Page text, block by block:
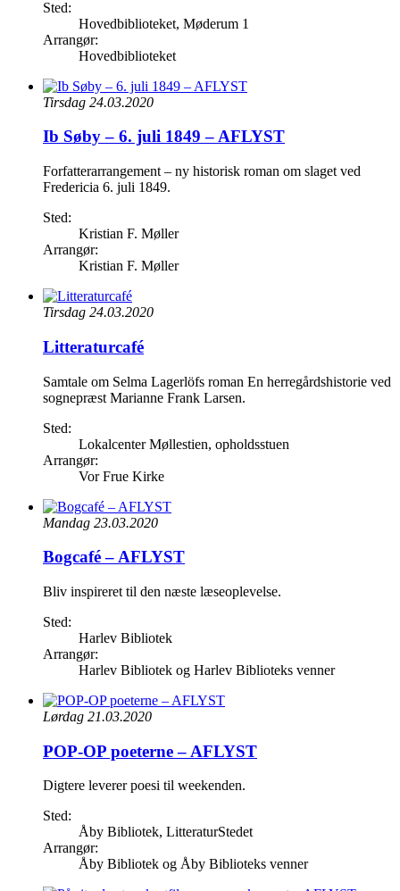
Sted:
Hovedbiblioteket, Møderum 1
Arrangør:
Hovedbiblioteket
Tirsdag 24.03.2020
Ib Søby – 6. juli 1849 – AFLYST
Forfatterarrangement – ny historisk roman om slaget ved
Fredericia 6. juli 1849.
Sted:
Kristian F. Møller
Arrangør:
Kristian F. Møller
Tirsdag 24.03.2020
Litteraturcafé
Samtale om Selma Lagerlöfs roman En herregårdshistorie ved
sognepræst Marianne Frank Larsen.
Sted:
Lokalcenter Møllestien, opholdsstuen
Arrangør:
Vor Frue Kirke
Mandag 23.03.2020
Bogcafé – AFLYST
Bliv inspireret til den næste læseoplevelse.
Sted:
Harlev Bibliotek
Arrangør:
Harlev Bibliotek og Harlev Biblioteks venner
Lørdag 21.03.2020
POP-OP poeterne – AFLYST
Digtere leverer poesi til weekenden.
Sted:
Åby Bibliotek, LitteraturStedet
Arrangør:
Åby Bibliotek og Åby Biblioteks venner